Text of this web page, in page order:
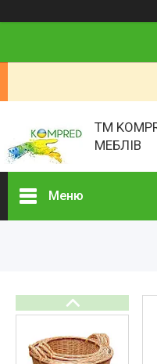
ТМ
МЕБЛІВ
Меню
Презентації
Реєстраційні